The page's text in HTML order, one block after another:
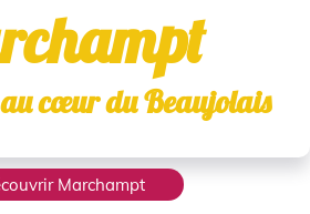
cœur du Beaujolais
Marchampt